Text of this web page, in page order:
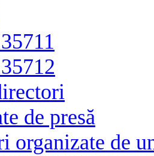
de presă
organizate de